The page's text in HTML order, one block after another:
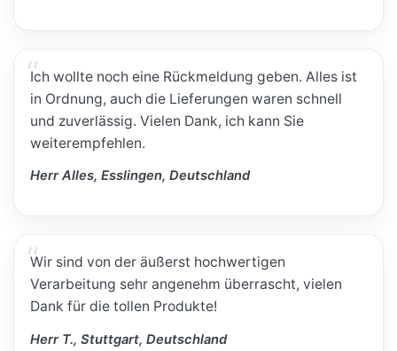
Ich wollte noch eine Rückmeldung geben. Alles ist
in Ordnung, auch die Lieferungen waren schnell
und zuverlässig. Vielen Dank, ich kann Sie
weiterempfehlen.
Herr Alles, Esslingen, Deutschland
Wir sind von der äußerst hochwertigen
Verarbeitung sehr angenehm überrascht, vielen
Dank für die tollen Produkte!
Herr T., Stuttgart, Deutschland